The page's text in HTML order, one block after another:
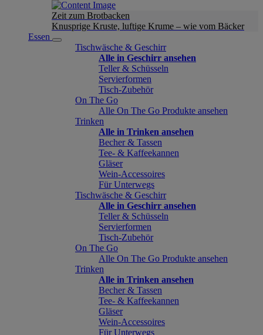
Zeit zum Brotbacken
Knusprige Kruste, luftige Krume – wie vom Bäcker
Essen
Tischwäsche & Geschirr
Alle in Geschirr ansehen
Teller & Schüsseln
Servierformen
Tisch-Zubehör
On The Go
Alle On The Go Produkte ansehen
Trinken
Alle in Trinken ansehen
Becher & Tassen
Tee- & Kaffeekannen
Gläser
Wein-Accessoires
Für Unterwegs
Tischwäsche & Geschirr
Alle in Geschirr ansehen
Teller & Schüsseln
Servierformen
Tisch-Zubehör
On The Go
Alle On The Go Produkte ansehen
Trinken
Alle in Trinken ansehen
Becher & Tassen
Tee- & Kaffeekannen
Gläser
Wein-Accessoires
Für Unterwegs